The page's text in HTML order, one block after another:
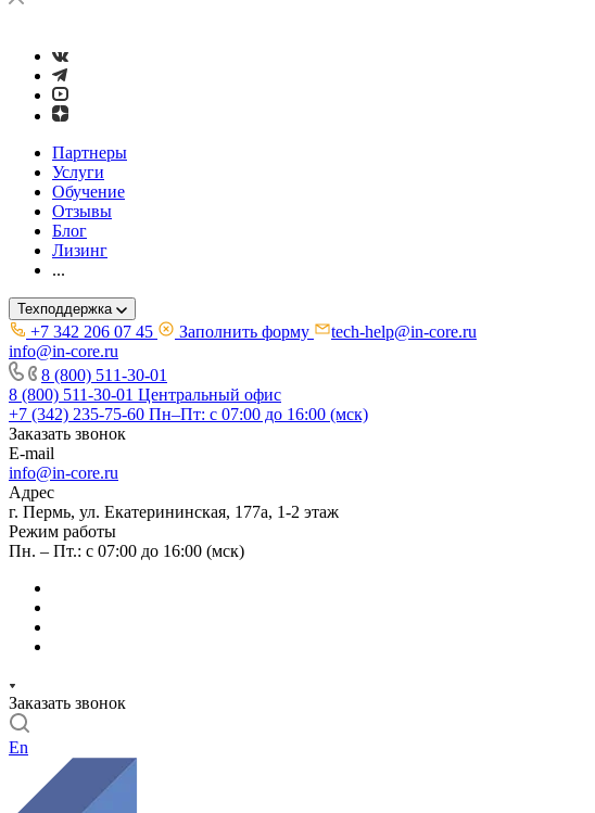
Партнеры
Услуги
Обучение
Отзывы
Блог
Лизинг
...
Техподдержка
+7 342 206 07 45 Заполнить форму
tech-help@in-core.ru
info@in-core.ru
8 (800) 511-30-01
8 (800) 511-30-01 Центральный офис
+7 (342) 235-75-60 Пн–Пт: с 07:00 до 16:00 (мск)
Заказать звонок
E-mail
info@in-core.ru
Адрес
г. Пермь, ул. ​Екатерининская, 177а, ​1-2 этаж
Режим работы
Пн. – Пт.: с 07:00 до 16:00 (мск)
Заказать звонок
En